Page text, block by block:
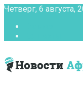
Четверг, 6 августа,